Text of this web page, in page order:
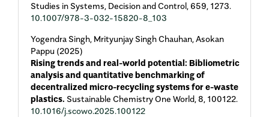
Studies in Systems, Decision and Control, 659, 1273.
10.1007/978-3-032-15820-8_103
Yogendra Singh, Mrityunjay Singh Chauhan, Asokan
Pappu (2025)
Rising trends and real-world potential: Bibliometric
analysis and quantitative benchmarking of
decentralized micro-recycling systems for e-waste
plastics. Sustainable Chemistry One World,8, 100122.
10.1016/j.scowo.2025.100122